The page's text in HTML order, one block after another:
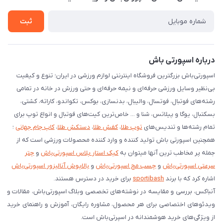
شرایط بازگردانی کالا
ثبت
درباره اسپورتی باش
اسپورتی‌باش بزرگترین فروشگاه اینترنتی لوازم ورزشی در ایران؛ تنوع و کیفیت
بی‌نظیر وسایل ورزشی حرفه‌ای و نیمه حرفه‌ای و حتی ورزش در خانه در تمامی
رشته‌های فوتبال، فوتسال، والیبال، بدنسازی، بوکس، تکواندو، کاراته، کشتی،
بسکتبال، یوگا و پیلاتس، شنا و ... خاص‌ترین کیت‌های فوتبال و انواع توپ برای
تمام رشته‌ها و تندیس‌های توپ طلا، کفش طلا، دستکش طلا، کاپ جام جهانی ؛
همچنین اسپورتی باش تولید کننده و وارد کننده محصولات ورزشی است که از
جمله پر مخاطب ترین آنها میتوان به کیک استار پلاس اسپورتی‌باش و چتر
سرعتی اسپورتی‌باش و چسب مچ اسپورتی‌باش و بالاپوش آنالیزور اسپورتی‌باش
اشاره کرد که با برند sportibash برای خرید در دسترس هستند.
آنباکس، بررسی‌ و مقایسه در نوشته‌های تخصصی وبلاگ اسپورتی‌باش، مقالات و
ویدئوهای اختصاصی برای هر محصول، مشاوره رایگان، آموزش و راهنمای خرید
از ویژگی‌های خرید هوشمندانه در اسپرتی‌باش است.